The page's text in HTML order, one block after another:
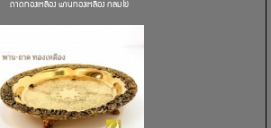
ถาดทองเหลือง พานทองเหลือง กลมไข่